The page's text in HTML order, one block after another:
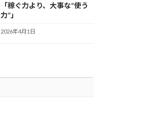
「稼ぐ力より、大事な“使う
力”」
2026年4月1日